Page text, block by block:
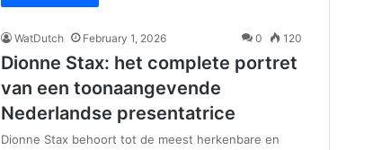
WatDutch February 1, 2026 0 120
Dionne Stax: het complete portret
van een toonaangevende
Nederlandse presentatrice
Dionne Stax behoort tot de meest herkenbare en